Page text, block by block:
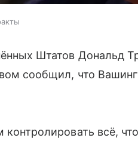
Штатов Дональд
сообщил, что
всё,